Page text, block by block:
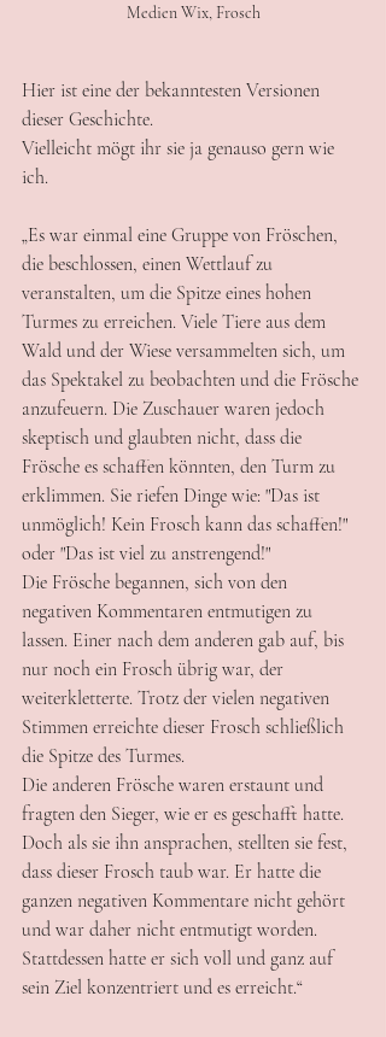
Medien Wix, Frosch
Hier ist eine der bekanntesten Versionen
dieser Geschichte.
Vielleicht mögt ihr sie ja genauso gern wie
ich.
„Es war einmal eine Gruppe von Fröschen,
die beschlossen, einen Wettlauf zu
veranstalten, um die Spitze eines hohen
Turmes zu erreichen. Viele Tiere aus dem
Wald und der Wiese versammelten sich, um
das Spektakel zu beobachten und die Frösche
anzufeuern. Die Zuschauer waren jedoch
skeptisch und glaubten nicht, dass die
Frösche es schaffen könnten, den Turm zu
erklimmen. Sie riefen Dinge wie: "Das ist
unmöglich! Kein Frosch kann das schaffen!"
oder "Das ist viel zu anstrengend!"
Die Frösche begannen, sich von den
negativen Kommentaren entmutigen zu
lassen. Einer nach dem anderen gab auf, bis
nur noch ein Frosch übrig war, der
weiterkletterte. Trotz der vielen negativen
Stimmen erreichte dieser Frosch schließlich
die Spitze des Turmes.
Die anderen Frösche waren erstaunt und
fragten den Sieger, wie er es geschafft hatte.
Doch als sie ihn ansprachen, stellten sie fest,
dass dieser Frosch taub war. Er hatte die
ganzen negativen Kommentare nicht gehört
und war daher nicht entmutigt worden.
Stattdessen hatte er sich voll und ganz auf
sein Ziel konzentriert und es erreicht.“